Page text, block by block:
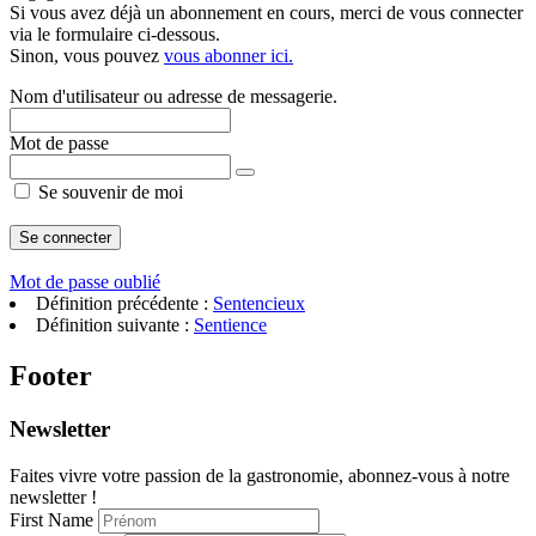
Si vous avez déjà un abonnement en cours, merci de vous connecter
via le formulaire ci-dessous.
Sinon, vous pouvez vous abonner ici.
Nom d'utilisateur ou adresse de messagerie.
Mot de passe
Se souvenir de moi
Mot de passe oublié
Définition précédente : Sentencieux
Définition suivante : Sentience
Footer
Newsletter
Faites vivre votre passion de la gastronomie, abonnez-vous à notre
newsletter !
First Name